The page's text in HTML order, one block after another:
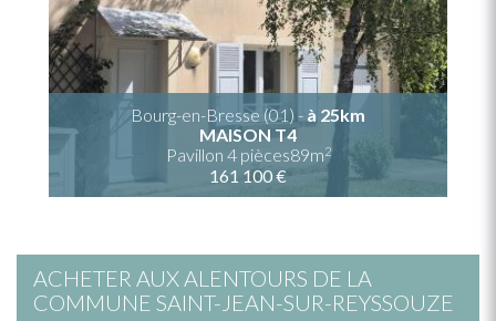
Bourg-en-Bresse (01) - à 25km
MAISON T4
Pavillon 4 pièces89m2
161 100 €
ACHETER AUX ALENTOURS DE LA
COMMUNE SAINT-JEAN-SUR-REYSSOUZE